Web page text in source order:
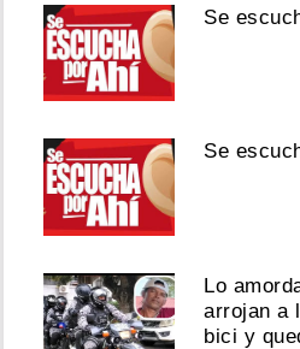
Se
Se
Lo
arrojan a
bici y